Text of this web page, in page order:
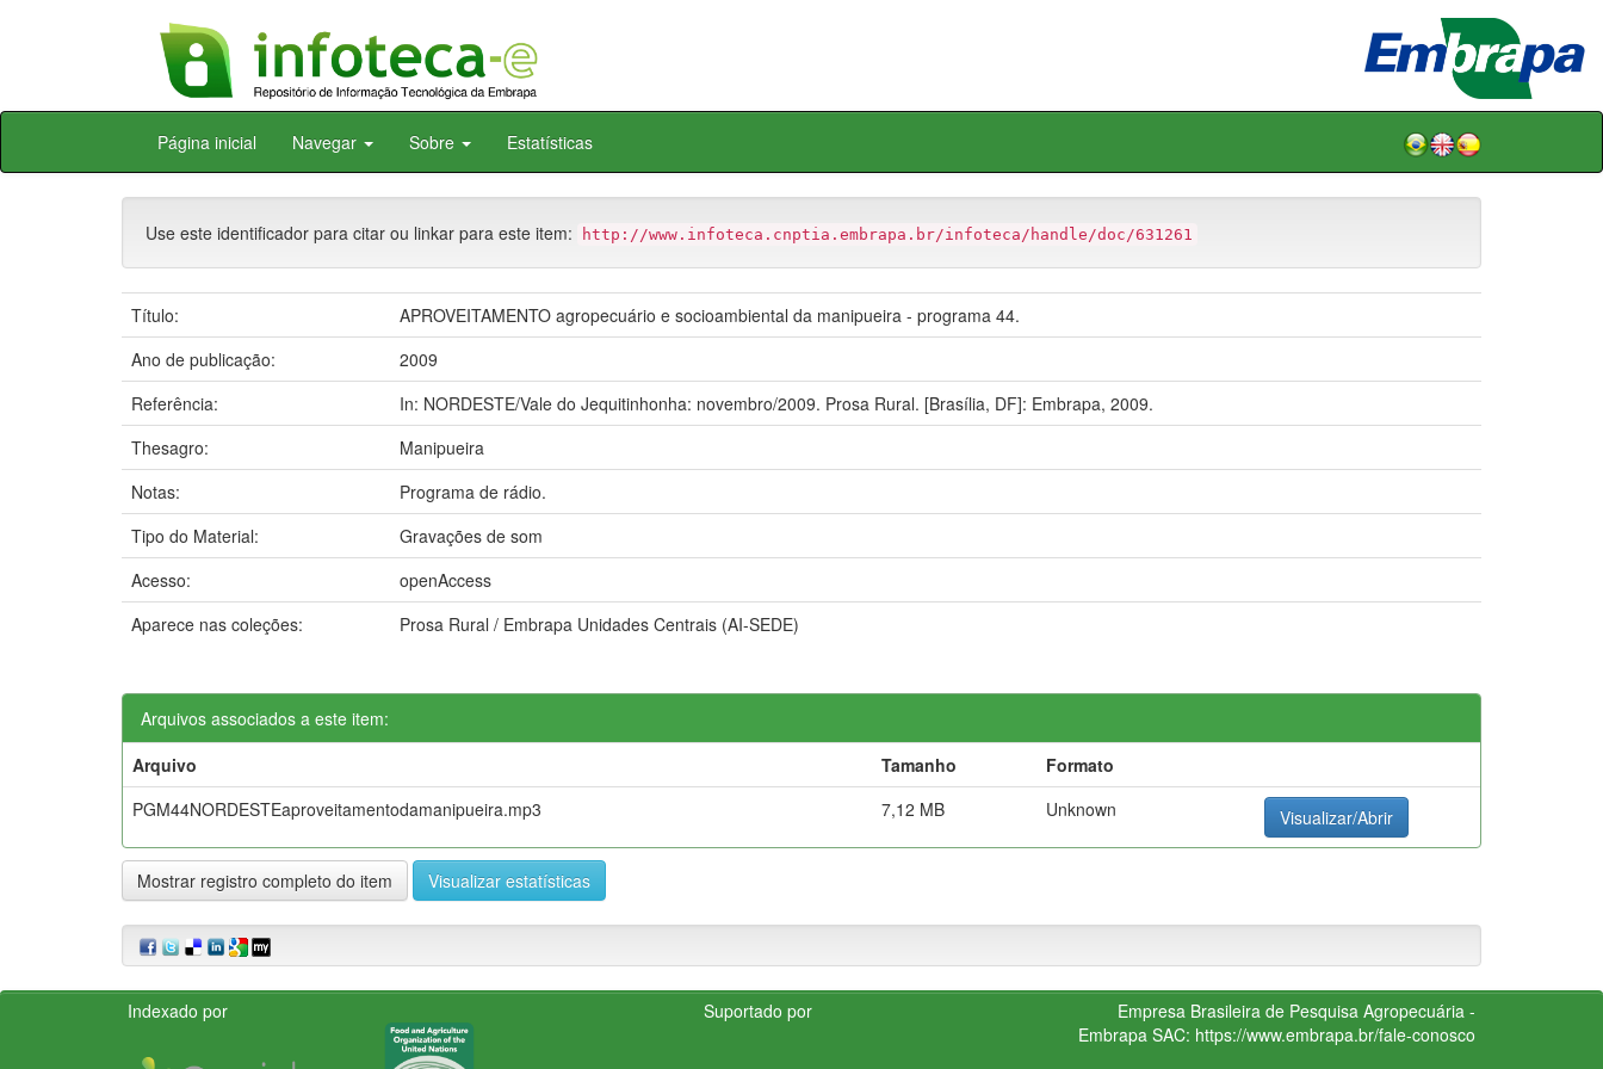
Skip
Página inicial Navegar Sobre Estatísticas
Use este identificador para citar ou linkar para este item: http://www.infoteca.cnptia.embrapa.br/infoteca/handle/doc/631261
Título:
APROVEITAMENTO agropecuário e socioambiental da manipueira - programa 44.
Ano de publicação:
2009
Referência:
In: NORDESTE/Vale do Jequitinhonha: novembro/2009. Prosa Rural. [Brasília, DF]: Embrapa, 2009.
Thesagro:
Manipueira
Notas:
Programa de rádio.
Tipo do Material:
Gravações de som
Acesso:
openAccess
Aparece nas coleções:
Prosa Rural / Embrapa Unidades Centrais (AI-SEDE)
Arquivos associados a este item:
Arquivo
Tamanho
Formato
PGM44NORDESTEaproveitamentodamanipueira.mp3
7,12 MB Unknown Visualizar/Abrir
Mostrar registro completo do item Visualizar estatísticas
Indexado por Suportado por
Empresa Brasileira de Pesquisa Agropecuária -
Embrapa SAC: https://www.embrapa.br/fale-conosco